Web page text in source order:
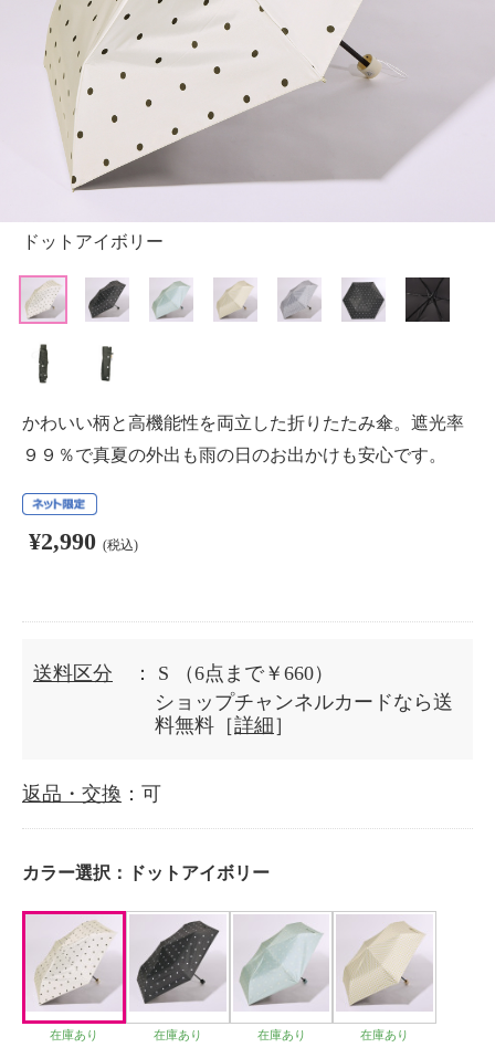
ドットアイボリー
かわいい柄と高機能性を両立した折りたたみ傘。遮光率
９９％で真夏の外出も雨の日のお出かけも安心です。
¥2,990 (税込)
送料区分 ： S
（6点まで￥660）
ショップチャンネルカードなら送
料無料［詳細 ］
返品・交換 ：可
カラー選択： ドットアイボリー
在庫あり 在庫あり 在庫あり 在庫あり